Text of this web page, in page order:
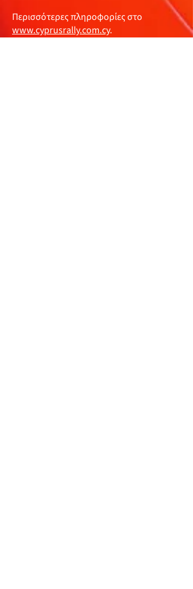
Περισσότερες πληροφορίες στο
www.cyprusrally.com.cy.